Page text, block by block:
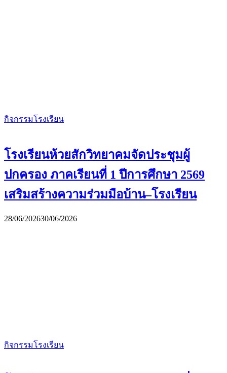
กิจกรรมโรงเรียน
โรงเรียนห้วยสักวิทยาคมจัดประชุมผู้
ปกครอง ภาคเรียนที่ 1 ปีการศึกษา 2569
เสริมสร้างความร่วมมือบ้าน–โรงเรียน
28/06/202630/06/2026
กิจกรรมโรงเรียน